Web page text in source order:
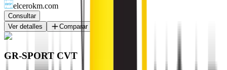
elcerokm.com
Consultar
Ver detalles
Comparar
GR-SPORT CVT